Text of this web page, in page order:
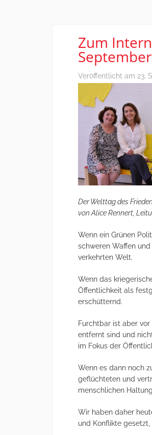
Zum
Veröffentlicht am 23.
Der Welttag des
von Alice Rennert,
Wenn ein Grünen
schweren Waffen
verkehrten Welt.
Wenn das
Öffentlichkeit als
erschütternd.
Furchtbar ist aber
entfernt sind und
im Fokus der
Wenn es dann noch
geflüchteten und
menschlichen
Wir haben daher
und Konflikte